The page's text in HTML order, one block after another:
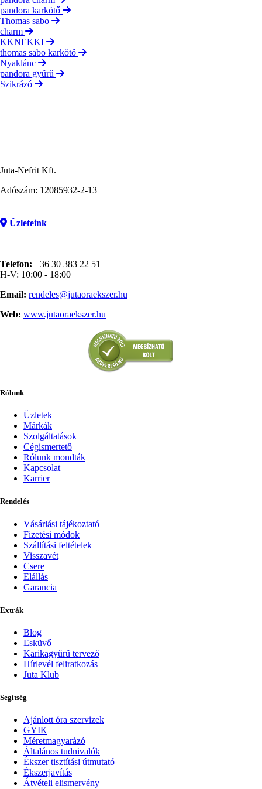
pandora karkötő
Thomas sabo
charm
KKNEKKI
thomas sabo karkötő
Nyaklánc
pandora gyűrű
Szikrázó
Juta-Nefrit Kft.
Adószám: 12085932-2-13
Üzleteink
Telefon: +36 30 383 22 51
H-V: 10:00 - 18:00
Email: rendeles@jutaoraekszer.hu
Web: www.jutaoraekszer.hu
Rólunk
Üzletek
Márkák
Szolgáltatások
Cégismertető
Rólunk mondták
Kapcsolat
Karrier
Rendelés
Vásárlási tájékoztató
Fizetési módok
Szállítási feltételek
Visszavét
Csere
Elállás
Garancia
Extrák
Blog
Esküvő
Karikagyűrű tervező
Hírlevél feliratkozás
Juta Klub
Segítség
Ajánlott óra szervizek
GYIK
Méretmagyarázó
Általános tudnivalók
Ékszer tisztítási útmutató
Ékszerjavítás
Átvételi elismervény